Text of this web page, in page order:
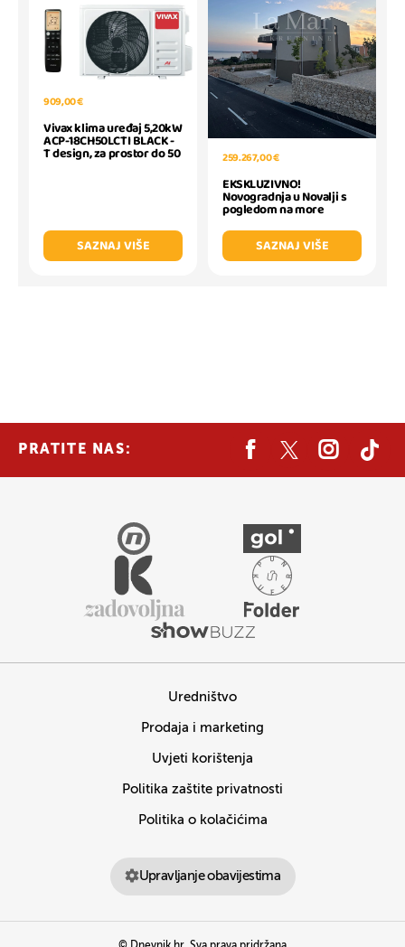
909,00 €
Vivax klima uređaj 5,20kW
ACP-18CH50LCTI BLACK -
T design, za prostor do 50
SAZNAJ VIŠE
259.267,00 €
EKSKLUZIVNO!
Novogradnja u Novalji s
pogledom na more
SAZNAJ VIŠE
PRATITE NAS:
Uredništvo
Prodaja i marketing
Uvjeti korištenja
Politika zaštite privatnosti
Politika o kolačićima
Upravljanje obavijestima